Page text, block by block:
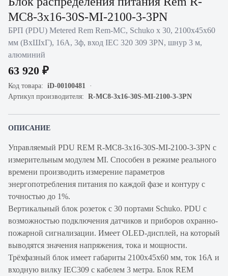
MC8-3x16-30S-MI-2100-3-3PN
БРП (PDU) Metered Rem Rem-MC, Schuko х 30, 2100х45х60
мм (ВхШхГ), 16А, 3ф, вход IEC 320 309 3PN, шнур 3 м,
алюминий
63 920 ₽
Код товара: iD-00100481
Артикул производителя: R-MC8-3x16-30S-MI-2100-3-3PN
ОПИСАНИЕ
Управляемый PDU REM R-MC8-3x16-30S-MI-2100-3-3PN с
измерительным модулем MI. Способен в режиме реального
времени производить измерение параметров
энергопотребления питания по каждой фазе и контуру с
точностью до 1%.
Вертикальный блок розеток с 30 портами Schuko. PDU с
возможностью подключения датчиков и приборов охранно-
пожарной сигнализации. Имеет OLED-дисплей, на который
выводятся значения напряжения, тока и мощности.
Трёхфазный блок имеет габариты 2100х45х60 мм, ток 16А и
входную вилку IEC309 с кабелем 3 метра. Блок REM